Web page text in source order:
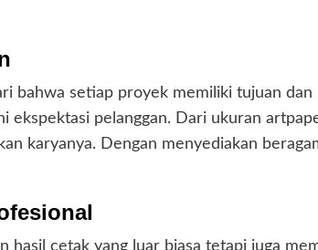
bahwa setiap proyek memiliki tujuan
pelanggan. Dari ukuran
karyanya. Dengan menyediakan
cetak yang luar biasa tetapi juga